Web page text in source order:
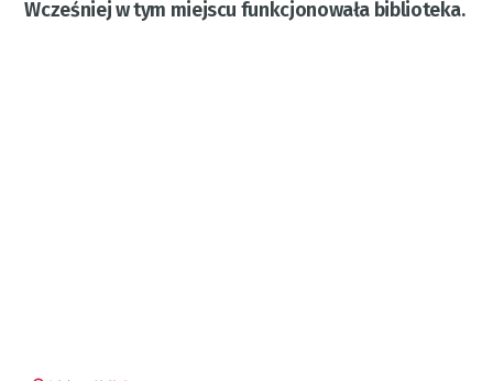
Wcześniej w tym miejscu funkcjonowała biblioteka.